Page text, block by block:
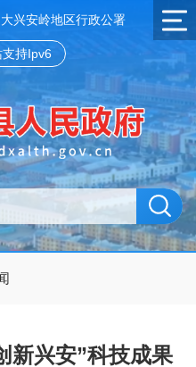
大兴安岭地区行政公署
支持Ipv6
新兴安”科技成果